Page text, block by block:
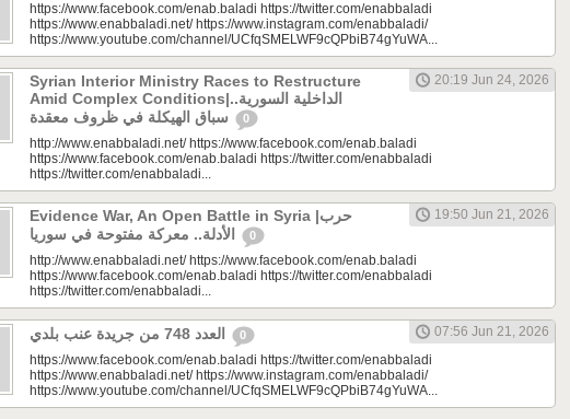
https://www.facebook.com/enab.baladi https://twitter.com/enabbaladi
https://www.enabbaladi.net/ https://www.instagram.com/enabbaladi/
https://www.youtube.com/channel/UCfqSMELWF9cQPbiB74gYuWA...
Syrian Interior Ministry Races to Restructure
Amid Complex Conditions|الداخلية السورية..
0
20:19 Jun 24, 2026
http://www.enabbaladi.net/ https://www.facebook.com/enab.baladi
https://www.facebook.com/enab.baladi https://twitter.com/enabbaladi
https://twitter.com/enabbaladi...
Evidence War, An Open Battle in Syria |حرب
0
19:50 Jun 21, 2026
http://www.enabbaladi.net/ https://www.facebook.com/enab.baladi
https://www.facebook.com/enab.baladi https://twitter.com/enabbaladi
https://twitter.com/enabbaladi...
0
07:56 Jun 21, 2026
https://www.facebook.com/enab.baladi https://twitter.com/enabbaladi
https://www.enabbaladi.net/ https://www.instagram.com/enabbaladi/
https://www.youtube.com/channel/UCfqSMELWF9cQPbiB74gYuWA...